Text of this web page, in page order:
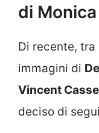
di Monica
Di recente, tra
immagini di
Vincent
deciso di